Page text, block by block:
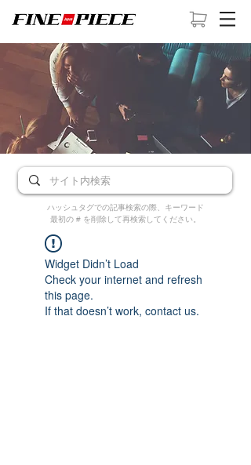
ハッシュタグでの記事検索の際、キーワード
最初の # を削除して再検索してください。
Widget Didn’t Load
Check your internet and refresh
this page.
If that doesn’t work, contact us.